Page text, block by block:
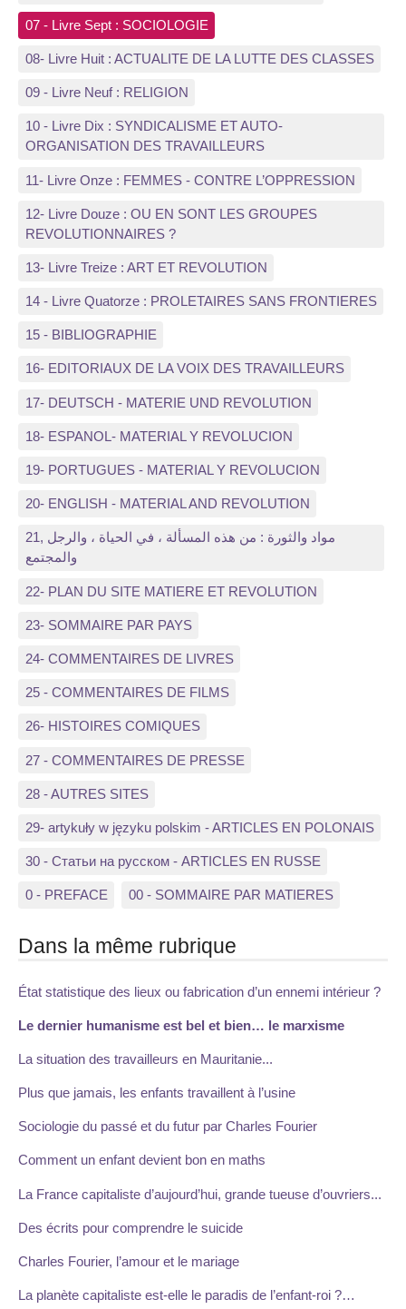
07 - Livre Sept : SOCIOLOGIE
08- Livre Huit : ACTUALITE DE LA LUTTE DES CLASSES
09 - Livre Neuf : RELIGION
10 - Livre Dix : SYNDICALISME ET AUTO-
ORGANISATION DES TRAVAILLEURS
11- Livre Onze : FEMMES - CONTRE L’OPPRESSION
12- Livre Douze : OU EN SONT LES GROUPES
REVOLUTIONNAIRES ?
13- Livre Treize : ART ET REVOLUTION
14 - Livre Quatorze : PROLETAIRES SANS FRONTIERES
15 - BIBLIOGRAPHIE
16- EDITORIAUX DE LA VOIX DES TRAVAILLEURS
17- DEUTSCH - MATERIE UND REVOLUTION
18- ESPANOL- MATERIAL Y REVOLUCION
19- PORTUGUES - MATERIAL Y REVOLUCION
20- ENGLISH - MATERIAL AND REVOLUTION
21, مواد والثورة : من هذه المسألة ، في الحياة ، والرجل
والمجتمع
22- PLAN DU SITE MATIERE ET REVOLUTION
23- SOMMAIRE PAR PAYS
24- COMMENTAIRES DE LIVRES
25 - COMMENTAIRES DE FILMS
26- HISTOIRES COMIQUES
27 - COMMENTAIRES DE PRESSE
28 - AUTRES SITES
29- artykuły w języku polskim - ARTICLES EN POLONAIS
30 - Статьи на русском - ARTICLES EN RUSSE
0 - PREFACE 00 - SOMMAIRE PAR MATIERES
Dans la même rubrique
État statistique des lieux ou fabrication d’un ennemi intérieur ?
Le dernier humanisme est bel et bien… le marxisme
La situation des travailleurs en Mauritanie...
Plus que jamais, les enfants travaillent à l’usine
Sociologie du passé et du futur par Charles Fourier
Comment un enfant devient bon en maths
La France capitaliste d’aujourd’hui, grande tueuse d’ouvriers...
Des écrits pour comprendre le suicide
Charles Fourier, l’amour et le mariage
La planète capitaliste est-elle le paradis de l’enfant-roi ?…